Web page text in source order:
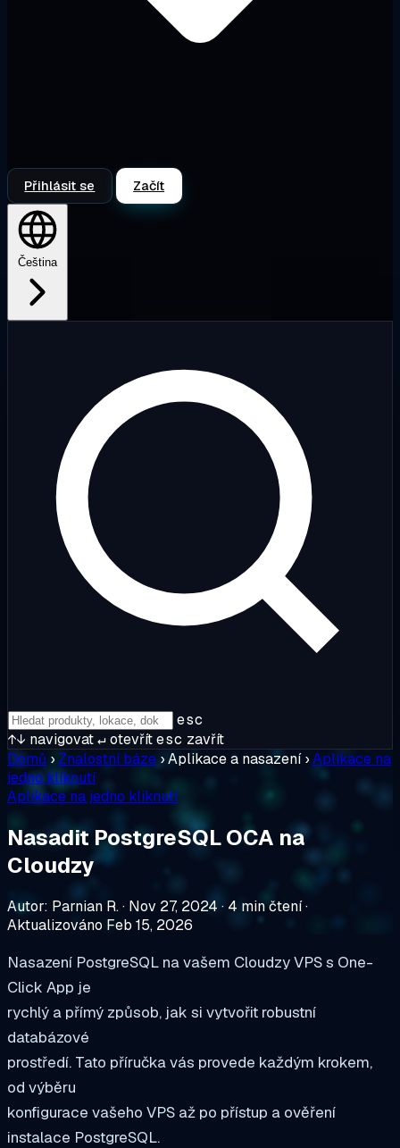
Přihlásit se Začít
Čeština
esc
↑↓ navigovat↵otevřítesc zavřít
Domů › Znalostní báze ›Aplikace a nasazení ›Aplikace na
jedno kliknutí
Aplikace na jedno kliknutí
Nasadit PostgreSQL OCA na
Cloudzy
Autor: Parnian R.· Nov 27, 2024 · 4 min čtení·
Aktualizováno Feb 15, 2026
Nasazení PostgreSQL na vašem Cloudzy VPS s One-
Click App je
rychlý a přímý způsob, jak si vytvořit robustní
databázové
prostředí. Tato příručka vás provede každým krokem,
od výběru
konfigurace vašeho VPS až po přístup a ověření
instalace PostgreSQL.